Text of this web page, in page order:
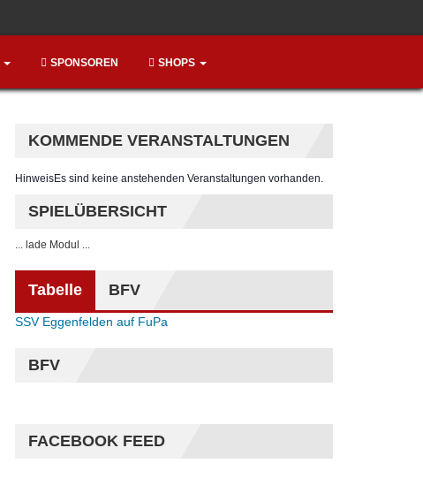
SPONSOREN SHOPS
KOMMENDE VERANSTALTUNGEN
HinweisEs sind keine anstehenden Veranstaltungen vorhanden.
SPIELÜBERSICHT
... lade Modul ...
Tabelle BFV
SSV Eggenfelden auf FuPa
BFV
FACEBOOK FEED